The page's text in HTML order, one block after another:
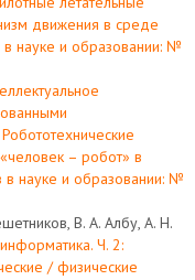
движения в среде
в науке и образовании: №
– робот» в
в науке и образовании: №
В. А. Албу, А. Н.
Ч. 2:
/ физические